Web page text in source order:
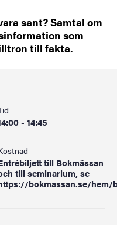
sant? Samtal om
som
till fakta.
- 14:45
till Bokmässan
till seminarium, se
bokmassan.se/hem/